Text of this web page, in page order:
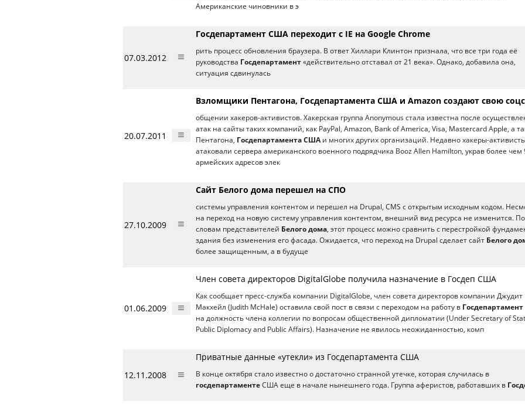
Американские чиновники в э
07.03.2012
Госдепартамент США переходит с IE на Google Chrome
рить процесс обновления браузера. В ответ Хиллари Клинтон признала, что все три года её
руководства Госдепартамент «действительно отставал от 21 века». Однако, добавила она,
ситуация сдвинулась
20.07.2011
Взломщики Пентагона, Госдепартамента США и Amazon создают свою
общении хакеров-активистов. Хакерская группа Anonymous стала известна после
атак на сайты таких компаний, как PayPal, Amazon, Bank of America, Visa, Mastercard Apple, а
Пентагона, Госдепартамента СШАи многих других организаций. Недавно хакеры-
атаковали сервера американского военного подрядчика Booz Allen Hamilton, украв более чем
армейских адресов элек
27.10.2009
Сайт Белого дома перешел на СПО
системы управления контентом и перешел на Drupal, CMS с открытым исходным кодом.
на переход на новую систему управления контентом, внешний вид ресурса не изменится. По
словам представителей Белого дома, этот процесс можно сравнить с перестройкой
здания без изменения его фасада. Ожидается, что переход на Drupal сделает сайт Белого
более защищенным, а в будуще
01.06.2009
Член совета директоров DigitalGlobe получила назначение в Госдеп США
Как сообщает пресс-служба компании DigitalGlobe, член совета директоров компании Джудит
Макхейл (Judith McHale) оставила свой пост в связи с переходом на работу в
на должность члена коллегии по вопросам общественной дипломатии (Under Secretary of
Public Diplomacy and Public Affairs). Назначение не явилось неожиданностью, комп
12.11.2008
Приватные данные «утекли» из Госдепартамента США
В конце октября стало известно о достаточно странной утечке, которая случилась в
госдепартаменте США еще в начале нынешнего года. Группа аферистов, работавших в